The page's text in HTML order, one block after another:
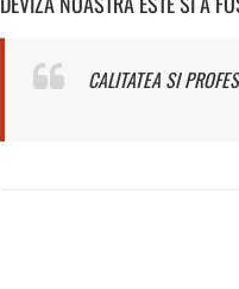
CALITATEA SI